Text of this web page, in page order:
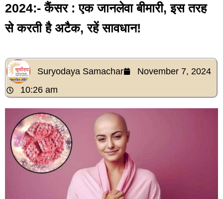
2024:- कैंसर : एक जानलेवा बीमारी, इस तरह
से करती है अटैक, रहें सावधान!
Suryodaya Samachar
November 7, 2024
10:26 am